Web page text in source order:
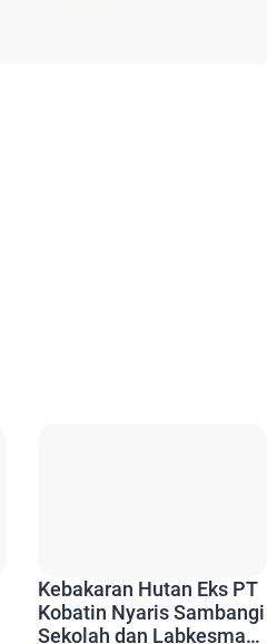
Kebakaran Hutan Eks PT
Kobatin Nyaris Sambangi
Sekolah dan Labkesmas,